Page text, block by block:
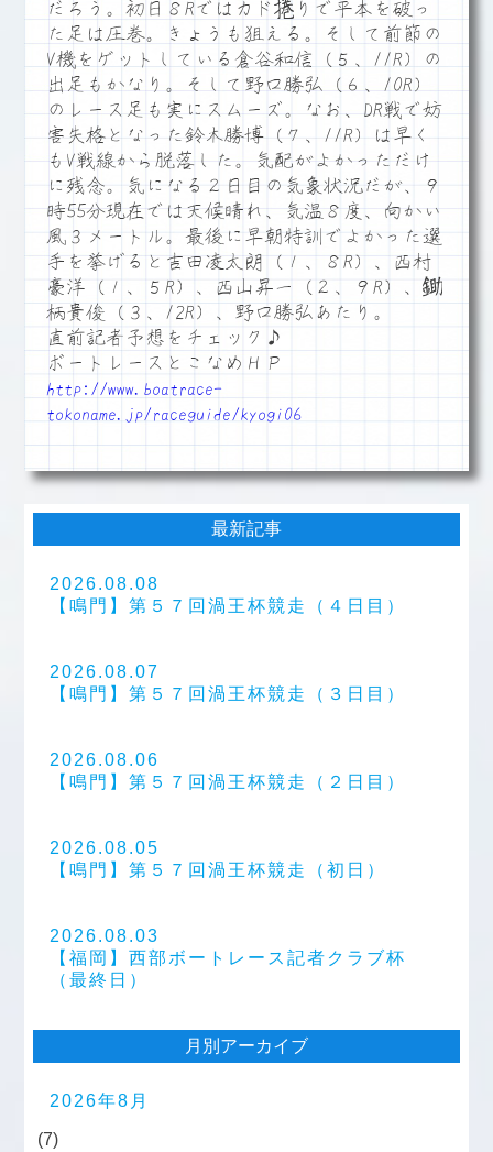
だろう。初日８Rではカド捲りで平本を破っ
た足は圧巻。きょうも狙える。そして前節の
V機をゲットしている倉谷和信（５、11R）の
出足もかなり。そして野口勝弘（６、10R）
のレース足も実にスムーズ。なお、DR戦で妨
害失格となった鈴木勝博（７、11R）は早く
もV戦線から脱落した。気配がよかっただけ
に残念。気になる２日目の気象状況だが、９
時55分現在では天候晴れ、気温８度、向かい
風３メートル。最後に早朝特訓でよかった選
手を挙げると吉田凌太朗（１、８R）、西村
豪洋（１、５R）、西山昇一（２、９R）、鋤
柄貴俊（３、12R）、野口勝弘あたり。
直前記者予想をチェック♪
ボートレースとこなめＨＰ
http://www.boatrace-
tokoname.jp/raceguide/kyogi06
最新記事
2026.08.08
【鳴門】第５７回渦王杯競走（４日目）
2026.08.07
【鳴門】第５７回渦王杯競走（３日目）
2026.08.06
【鳴門】第５７回渦王杯競走（２日目）
2026.08.05
【鳴門】第５７回渦王杯競走（初日）
2026.08.03
【福岡】西部ボートレース記者クラブ杯
（最終日）
月別アーカイブ
2026年8月
(7)